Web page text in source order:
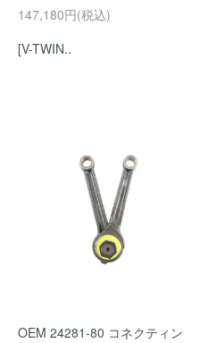
147,180円(税込)
[V-TWIN..
OEM 24281-80 コネクティン